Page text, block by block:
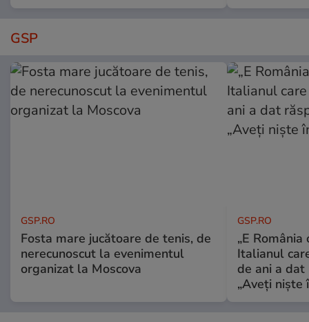
GSP
GSP.RO
Fosta mare jucătoare de tenis, de
nerecunoscut la evenimentul
organizat la Moscova
GSP.RO
„E
Italianul
de ani a
„Aveți niște